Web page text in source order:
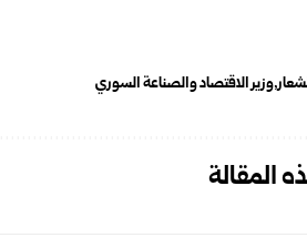
وزير الاقتصاد والصناعة السوري
المقالة